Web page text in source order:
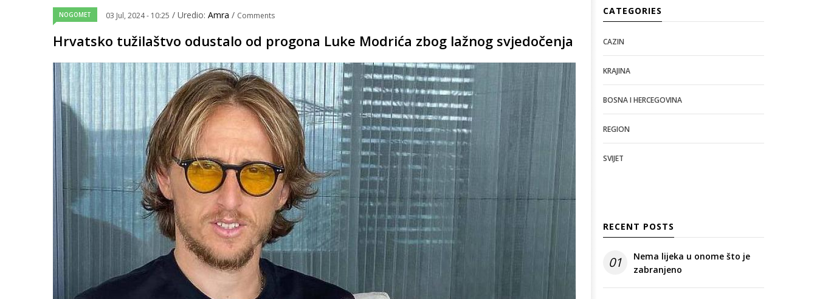
NOGOMET 03 Jul, 2024 - 10:25 / Uredio: Amra / Comments
Hrvatsko tužilaštvo odustalo od progona Luke Modrića zbog lažnog svjedočenja
CATEGORIES
CAZIN
KRAJINA
BOSNA I HERCEGOVINA
REGION
SVIJET
RECENT POSTS
01
Nema lijeka u onome što je
zabranjeno